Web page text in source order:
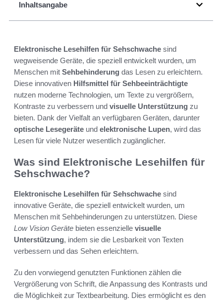
Inhaltsangabe
Elektronische Lesehilfen für Sehschwache sind
wegweisende Geräte, die speziell entwickelt wurden, um
Menschen mit Sehbehinderung das Lesen zu erleichtern.
Diese innovativen Hilfsmittel für Sehbeeinträchtigte
nutzen moderne Technologien, um Texte zu vergrößern,
Kontraste zu verbessern und visuelle Unterstützung zu
bieten. Dank der Vielfalt an verfügbaren Geräten, darunter
optische Lesegeräte und elektronische Lupen, wird das
Lesen für viele Nutzer wesentlich zugänglicher.
Was sind Elektronische Lesehilfen für
Sehschwache?
Elektronische Lesehilfen für Sehschwache sind
innovative Geräte, die speziell entwickelt wurden, um
Menschen mit Sehbehinderungen zu unterstützen. Diese
Low Vision Geräte bieten essenzielle visuelle
Unterstützung, indem sie die Lesbarkeit von Texten
verbessern und das Sehen erleichtern.
Zu den vorwiegend genutzten Funktionen zählen die
Vergrößerung von Schrift, die Anpassung des Kontrasts und
die Möglichkeit zur Textbearbeitung. Dies ermöglicht es den